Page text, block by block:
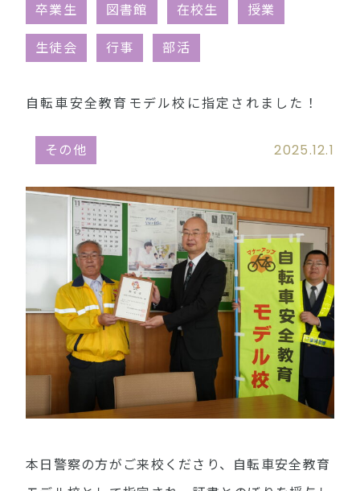
卒業生 図書館 在校生 授業
生徒会 行事 部活
自転車安全教育モデル校に指定されました！
2025.12.1
その他
本日警察の方がご来校くださり、自転車安全教育